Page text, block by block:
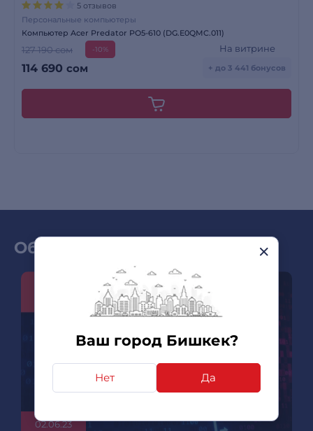
Ваш город Бишкек?
Нет Да
5 отзывов
Персональные компьютеры
Компьютер Acer Predator PO5-610 (DG.E0QMC.011)
127 190 сом -10%
114 690 сом
На витрине
+ до 3 441 бонусов
Обзоры и новинки
02.06.23